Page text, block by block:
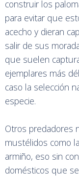
construir los
para evitar que
acecho y dieran
salir de sus
que suelen
ejemplares más
caso la selección
especie.
Otros predadores
mustélidos como
armiño, eso sin
domésticos que